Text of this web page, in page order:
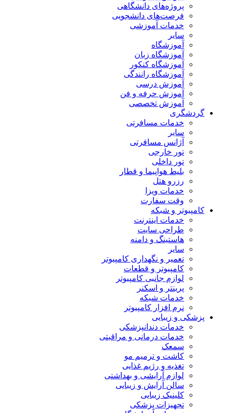
پروژه‌های دانشگاهی
فرصت‌های دانشجویی
خدمات آموزشی
سایر
آموزشگاه
آموزشگاه زبان
آموزشگاه کنکور
آموزشگاه رانندگی
آموزش درسی
آموزش حرفه و فن
آموزش تخصصی
گردشگری
خدمات مسافرتی
سایر
آژانس مسافرتی
تور خارجی
تور داخلی
بلیط هواپیما و قطار
رزرو هتل
خدمات ویزا
وقت سفارت
کامپیوتر و شبکه
خدمات اینترنت
طراحی سایت
هاستینگ و دامنه
سایر
تعمیر و نگهداری کامپیوتر
کامپیوتر و قطعات
لوازم جانبی کامپیوتر
پرینتر و اسکنر
خدمات شبکه
نرم افزار کامپیوتر
پزشکی و زیبایی
خدمات دندانپزشکی
خدمات درمانی و مراقبتی
سمعک
کاشت و ترمیم مو
تغذیه و رژیم غذایی
لوازم آرایشی و بهداشتی
سالن آرایش و زیبایی
کلینیک زیبایی
تجهیزات پزشکی